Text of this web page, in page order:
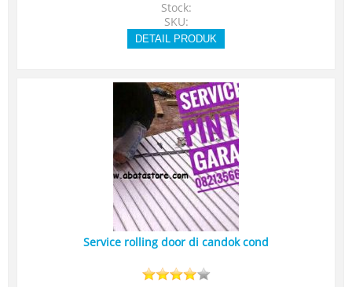
Stock:
SKU:
DETAIL PRODUK
Service rolling door di candok cond